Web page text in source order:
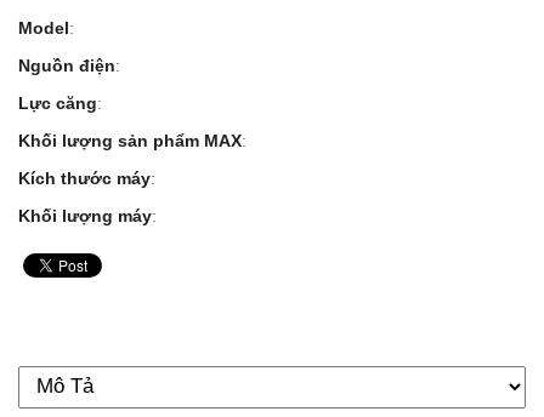
Model:
Nguồn điện:
Lực căng:
Khối lượng sản phẩm MAX:
Kích thước máy:
Khối lượng máy: